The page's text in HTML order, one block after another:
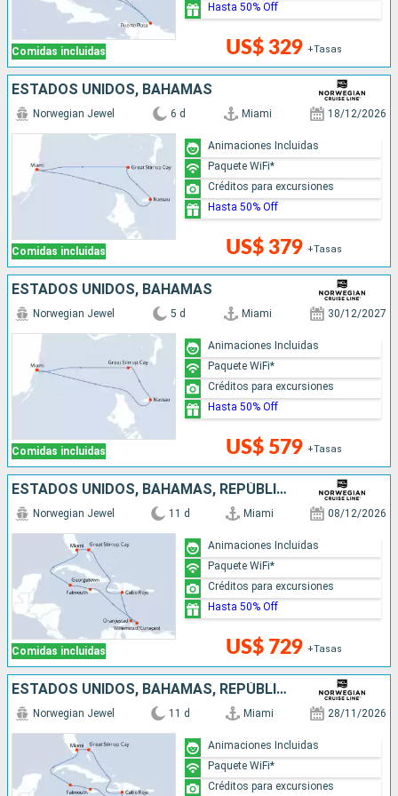
Comidas incluidas US$ 329 +Tasas
Hasta 50% Off
ESTADOS UNIDOS, BAHAMAS
Comidas incluidas
Norwegian Jewel 6 d Miami 18/12/2026
US$ 379 +Tasas
Animaciones Incluidas
Paquete WiFi*
Créditos para excursiones
Hasta 50% Off
ESTADOS UNIDOS, BAHAMAS
Comidas incluidas
Norwegian Jewel 5 d Miami 30/12/2027
US$ 579 +Tasas
Animaciones Incluidas
Paquete WiFi*
Créditos para excursiones
Hasta 50% Off
ESTADOS UNIDOS, BAHAMAS, REPÚBLICA DOMINICANA, ARUBA, JAMAICA, ISLAS CAIMÁN
Comidas incluidas
Norwegian Jewel 11 d Miami 08/12/2026
US$ 729 +Tasas
Animaciones Incluidas
Paquete WiFi*
Créditos para excursiones
Hasta 50% Off
ESTADOS UNIDOS, BAHAMAS, REPÚBLICA DOMINICANA, ARUBA, JAMAICA, ISLAS CAIMÁN
Norwegian Jewel 11 d Miami 28/11/2026
Animaciones Incluidas
Paquete WiFi*
Créditos para excursiones